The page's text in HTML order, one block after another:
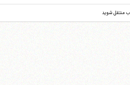
منتقل شوید